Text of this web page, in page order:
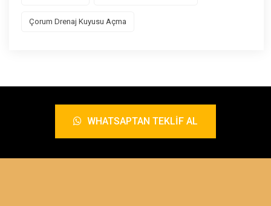
Çorum Drenaj Kuyusu Açma
WHATSAPTAN TEKLIF AL